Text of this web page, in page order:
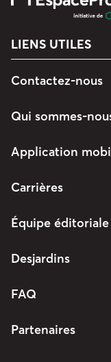
LIENS UTILES
Contactez-nous
Qui sommes-
Application
Carrières
Équipe éditoriale
Desjardins
FAQ
Partenaires